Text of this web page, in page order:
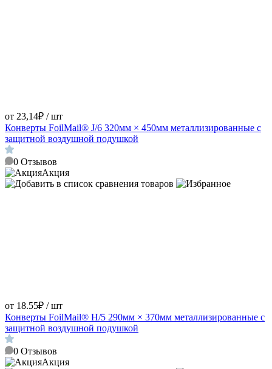
от 23,14₽ / шт
Конверты FoilMail® J/6 320мм × 450мм металлизированные с
защитной воздушной подушкой
0 Отзывов
Акция
от 18.55₽ / шт
Конверты FoilMail® H/5 290мм × 370мм металлизированные с
защитной воздушной подушкой
0 Отзывов
Акция